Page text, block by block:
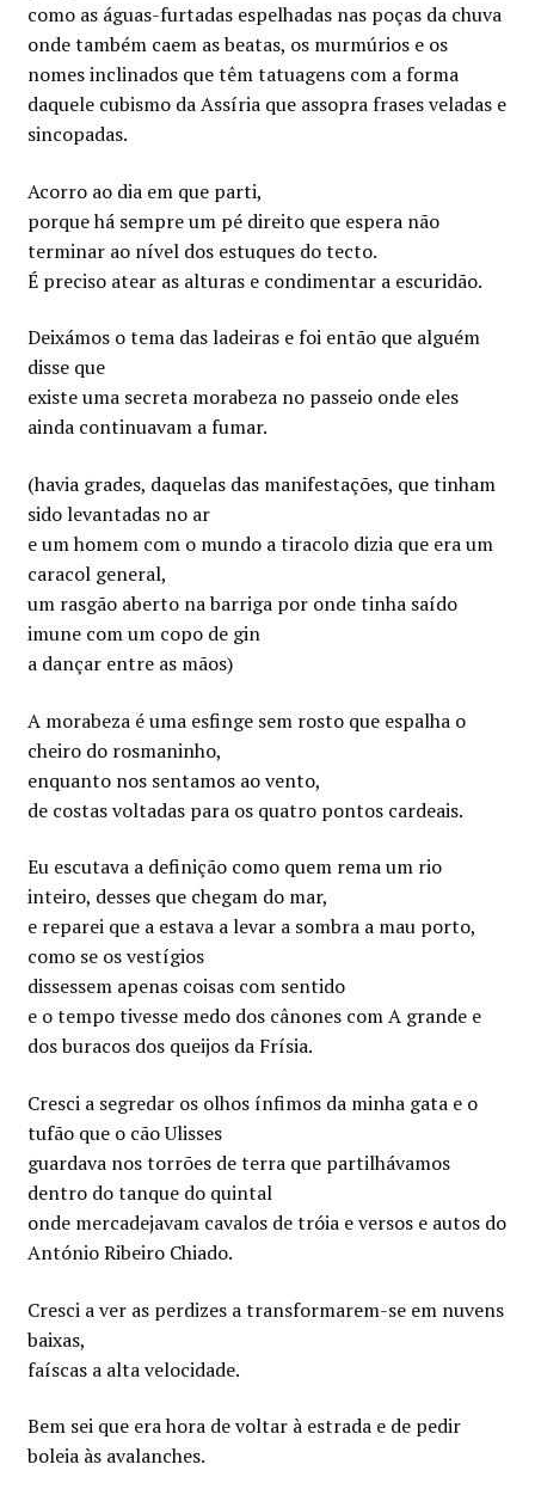
como as águas-furtadas espelhadas nas poças da chuva
onde também caem as beatas, os murmúrios e os
nomes inclinados que têm tatuagens com a forma
daquele cubismo da Assíria que assopra frases veladas e
sincopadas.
Acorro ao dia em que parti,
porque há sempre um pé direito que espera não
terminar ao nível dos estuques do tecto.
É preciso atear as alturas e condimentar a escuridão.
Deixámos o tema das ladeiras e foi então que alguém
disse que
existe uma secreta morabeza no passeio onde eles
ainda continuavam a fumar.
(havia grades, daquelas das manifestações, que tinham
sido levantadas no ar
e um homem com o mundo a tiracolo dizia que era um
caracol general,
um rasgão aberto na barriga por onde tinha saído
imune com um copo de gin
a dançar entre as mãos)
A morabeza é uma esfinge sem rosto que espalha o
cheiro do rosmaninho,
enquanto nos sentamos ao vento,
de costas voltadas para os quatro pontos cardeais.
Eu escutava a definição como quem rema um rio
inteiro, desses que chegam do mar,
e reparei que a estava a levar a sombra a mau porto,
como se os vestígios
dissessem apenas coisas com sentido
e o tempo tivesse medo dos cânones com A grande e
dos buracos dos queijos da Frísia.
Cresci a segredar os olhos ínfimos da minha gata e o
tufão que o cão Ulisses
guardava nos torrões de terra que partilhávamos
dentro do tanque do quintal
onde mercadejavam cavalos de tróia e versos e autos do
António Ribeiro Chiado.
Cresci a ver as perdizes a transformarem-se em nuvens
baixas,
faíscas a alta velocidade.
Bem sei que era hora de voltar à estrada e de pedir
boleia às avalanches.